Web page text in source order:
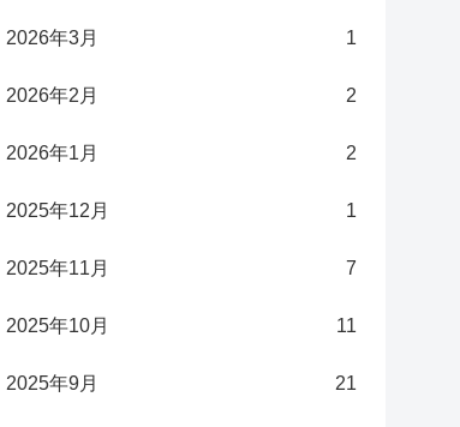
2026年3月 1
2026年2月 2
2026年1月 2
2025年12月 1
2025年11月 7
2025年10月 11
2025年9月 21